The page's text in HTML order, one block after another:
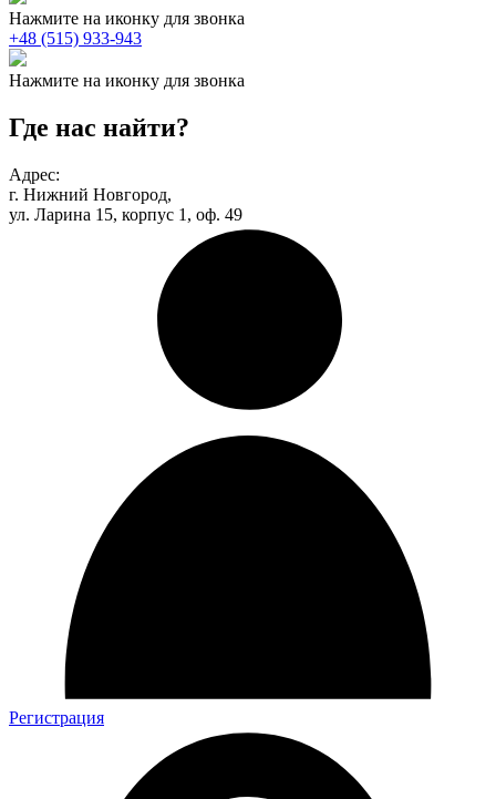
Нажмите на иконку для звонка
+48 (515) 933-943
Нажмите на иконку для звонка
Где нас найти?
Адрес:
г. Нижний Новгород,
ул. Ларина 15, корпус 1, оф. 49
Регистрация